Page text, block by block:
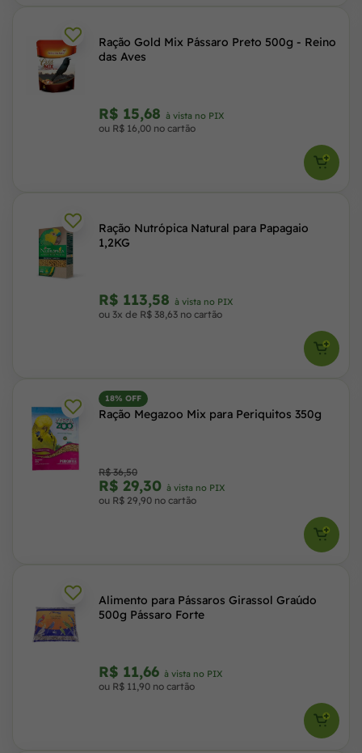
Ração Gold Mix Pássaro Preto 500g - Reino
das Aves
R$ 15,68 à vista no PIX
ou R$ 16,00 no cartão
Ração Nutrópica Natural para Papagaio
1,2KG
R$ 113,58 à vista no PIX
ou 3x de R$ 38,63 no cartão
18% OFF
Ração Megazoo Mix para Periquitos 350g
R$ 36,50
R$ 29,30 à vista no PIX
ou R$ 29,90 no cartão
Alimento para Pássaros Girassol Graúdo
500g Pássaro Forte
R$ 11,66 à vista no PIX
ou R$ 11,90 no cartão